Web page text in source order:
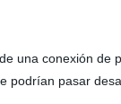
una conexión de
podrían pasar